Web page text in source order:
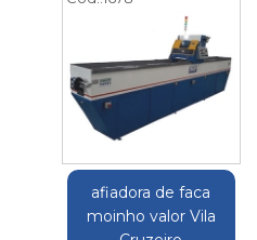
afiadora de faca
moinho valor Vila